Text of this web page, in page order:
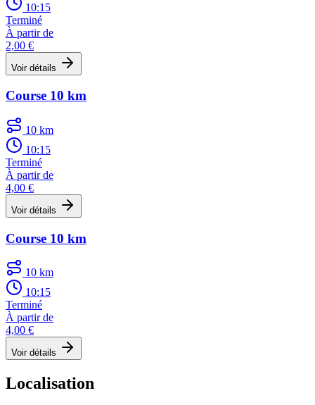
10:15
Terminé
À partir de
2,00 €
Voir détails
Course 10 km
10 km
10:15
Terminé
À partir de
4,00 €
Voir détails
Course 10 km
10 km
10:15
Terminé
À partir de
4,00 €
Voir détails
Localisation